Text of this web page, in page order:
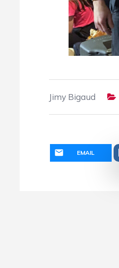
Jimy Bigaud
EMAIL